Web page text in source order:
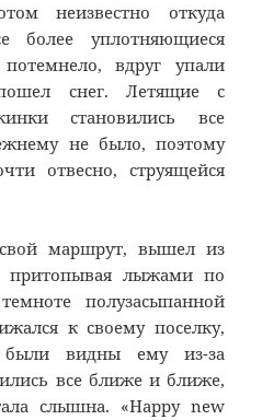
неизвестно откуда
более уплотняющиеся
вдруг упали
снег. Летящие с
становились все
не было, поэтому
отвесно, струящейся
маршрут, вышел из
притопывая лыжами по
полузасыпанной
к своему поселку,
видны ему из-за
все ближе и ближе,
слышна. «Happy new